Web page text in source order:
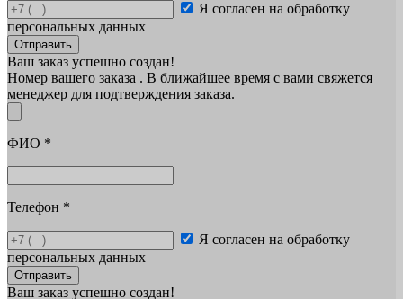
Я согласен на обработку
персональных данных
Отправить
Ваш заказ успешно создан!
Номер вашего заказа . В ближайшее время с вами свяжется
менеджер для подтверждения заказа.
ФИО *
Телефон *
Я согласен на обработку
персональных данных
Отправить
Ваш заказ успешно создан!